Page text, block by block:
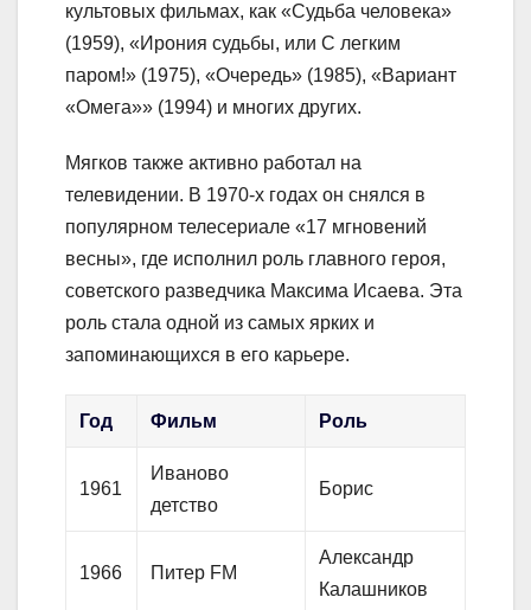
культовых фильмах, как «Судьба человека»
(1959), «Ирония судьбы, или С легким
паром!» (1975), «Очередь» (1985), «Вариант
«Омега»» (1994) и многих других.
Мягков также активно работал на
телевидении. В 1970-х годах он снялся в
популярном телесериале «17 мгновений
весны», где исполнил роль главного героя,
советского разведчика Максима Исаева. Эта
роль стала одной из самых ярких и
запоминающихся в его карьере.
Год Фильм Роль
1961
Иваново
детство
Борис
1966 Питер FM
Александр
Калашников